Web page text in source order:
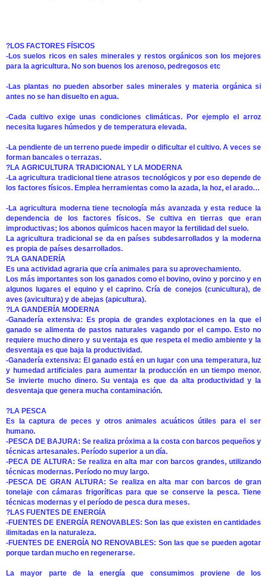
?LOS FACTORES FÍSICOS
-Los suelos ricos en sales minerales y restos orgánicos son los mejores
para la agricultura. No son buenos los arenoso, pedregosos etc
-Las plantas no pueden absorber sales minerales y materia orgánica si
antes no se han disuelto en agua.
-Cada cultivo exige unas condiciones climáticas. Por ejemplo el arroz
necesita lugares húmedos y de temperatura elevada.
-La pendiente de un terreno puede impedir o dificultar el cultivo. A veces se
forman bancales o terrazas.
?LA AGRICULTURA TRADICIONAL Y LA MODERNA
-La agricultura tradicional tiene atrasos tecnológicos y por eso depende de
los factores físicos. Emplea herramientas como la azada, la hoz, el arado…
-La agricultura moderna tiene tecnología más avanzada y esta reduce la
dependencia de los factores físicos. Se cultiva en tierras que eran
improductivas; los abonos químicos hacen mayor la fertilidad del suelo.
La agricultura tradicional se da en países subdesarrollados y la moderna
es propia de países desarrollados.
?LA GANADERÍA
Es una actividad agraria que cría animales para su aprovechamiento.
Los más importantes son los ganados como el bovino, ovino y porcino y en
algunos lugares el equino y el caprino. Cría de conejos (cunicultura), de
aves (avicultura) y de abejas (apicultura).
?LA GANDERÍA MODERNA
-Ganadería extensiva: Es propia de grandes explotaciones en la que el
ganado se alimenta de pastos naturales vagando por el campo. Esto no
requiere mucho dinero y su ventaja es que respeta el medio ambiente y la
desventaja es que baja la productividad.
-Ganadería extensiva: El ganado está en un lugar con una temperatura, luz
y humedad artificiales para aumentar la producción en un tiempo menor.
Se invierte mucho dinero. Su ventaja es que da alta productividad y la
desventaja que genera mucha contaminación.
?LA PESCA
Es la captura de peces y otros animales acuáticos útiles para el ser
humano.
-PESCA DE BAJURA: Se realiza próxima a la costa con barcos pequeños y
técnicas artesanales. Período superior a un día.
-PECA DE ALTURA: Se realiza en alta mar con barcos grandes, utilizando
técnicas modernas. Período no muy largo.
-PESCA DE GRAN ALTURA: Se realiza en alta mar con barcos de gran
tonelaje con cámaras frigoríficas para que se conserve la pesca. Tiene
técnicas modernas y el período de pesca dura meses.
?LAS FUENTES DE ENERGÍA
-FUENTES DE ENERGÍA RENOVABLES: Son las que existen en cantidades
ilimitadas en la naturaleza.
-FUENTES DE ENERGÍA NO RENOVABLES: Son las que se pueden agotar
porque tardan mucho en regenerarse.
La mayor parte de la energía que consumimos proviene de los